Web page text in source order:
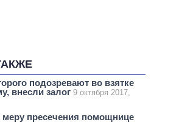
подозревают во взятке
внесли залог 9 октября 2017,
пресечения помощнице